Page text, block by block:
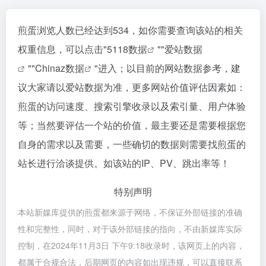
煎蛋浏览人数已经达到534，如你需要查询该站的相关
权重信息，可以点击"5118数据 ""爱站数据
""Chinaz数据
"进入；以目前的网站数据参考，建
议大家请以爱站数据为准，更多网站价值评估因素如：
煎蛋的访问速度、搜索引擎收录以及索引量、用户体验
等；当然要评估一个站的价值，最主要还是需要根据您
自身的需求以及需要，一些确切的数据则需要找煎蛋的
站长进行洽谈提供。如该站的IP、PV、跳出率等！
特别声明
本站新媒库提供的煎蛋都来源于网络，不保证外部链接的准确
性和完整性，同时，对于该外部链接的指向，不由新媒库实际
控制，在2024年11月3日 下午9:18收录时，该网页上的内容，
都属于合规合法，后期网页的内容如出现违规，可以直接联系